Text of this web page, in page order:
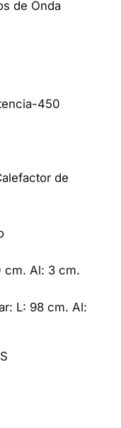
de Onda
450
de
cm. Al: 3 cm.
L: 98 cm. Al: